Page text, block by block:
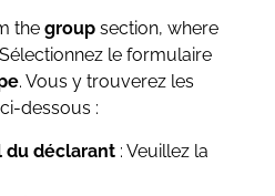
the groupsection, where
le formulaire
. Vous y trouverez les
dessous :
du déclarant: Veuillez la